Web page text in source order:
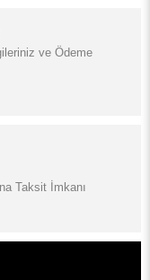
ve Ödeme
Taksit İmkanı